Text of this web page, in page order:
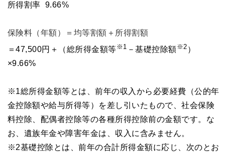
所得割率 9.66%
保険料（年額）＝均等割額＋所得割額
＝47,500円＋（総所得金額等 ※1 －基礎控除額 ※2 ）
×9.66%
※1総所得金額等とは、前年の収入から必要経費（公的年
金控除額や給与所得等）を差し引いたもので、社会保険
料控除、配偶者控除等の各種所得控除前の金額です。な
お、遺族年金や障害年金は、収入に含みません。
※2基礎控除とは、前年の合計所得金額に応じ、次のとお